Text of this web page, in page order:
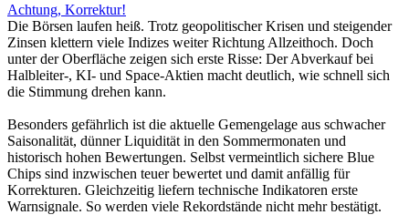
Achtung, Korrektur!
Die Börsen laufen heiß. Trotz geopolitischer Krisen und steigender
Zinsen klettern viele Indizes weiter Richtung Allzeithoch. Doch
unter der Oberfläche zeigen sich erste Risse: Der Abverkauf bei
Halbleiter-, KI- und Space-Aktien macht deutlich, wie schnell sich
die Stimmung drehen kann.
Besonders gefährlich ist die aktuelle Gemengelage aus schwacher
Saisonalität, dünner Liquidität in den Sommermonaten und
historisch hohen Bewertungen. Selbst vermeintlich sichere Blue
Chips sind inzwischen teuer bewertet und damit anfällig für
Korrekturen. Gleichzeitig liefern technische Indikatoren erste
Warnsignale. So werden viele Rekordstände nicht mehr bestätigt.